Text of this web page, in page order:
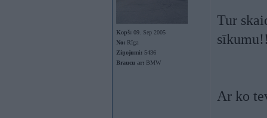
Kopš: 09. Sep 2005
No: Rīga
Ziņojumi: 5436
Braucu ar: BMW
Tur
Ar ko